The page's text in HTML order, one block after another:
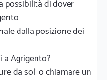
possibilità di dover
dalla posizione dei
Agrigento?
da soli o chiamare un